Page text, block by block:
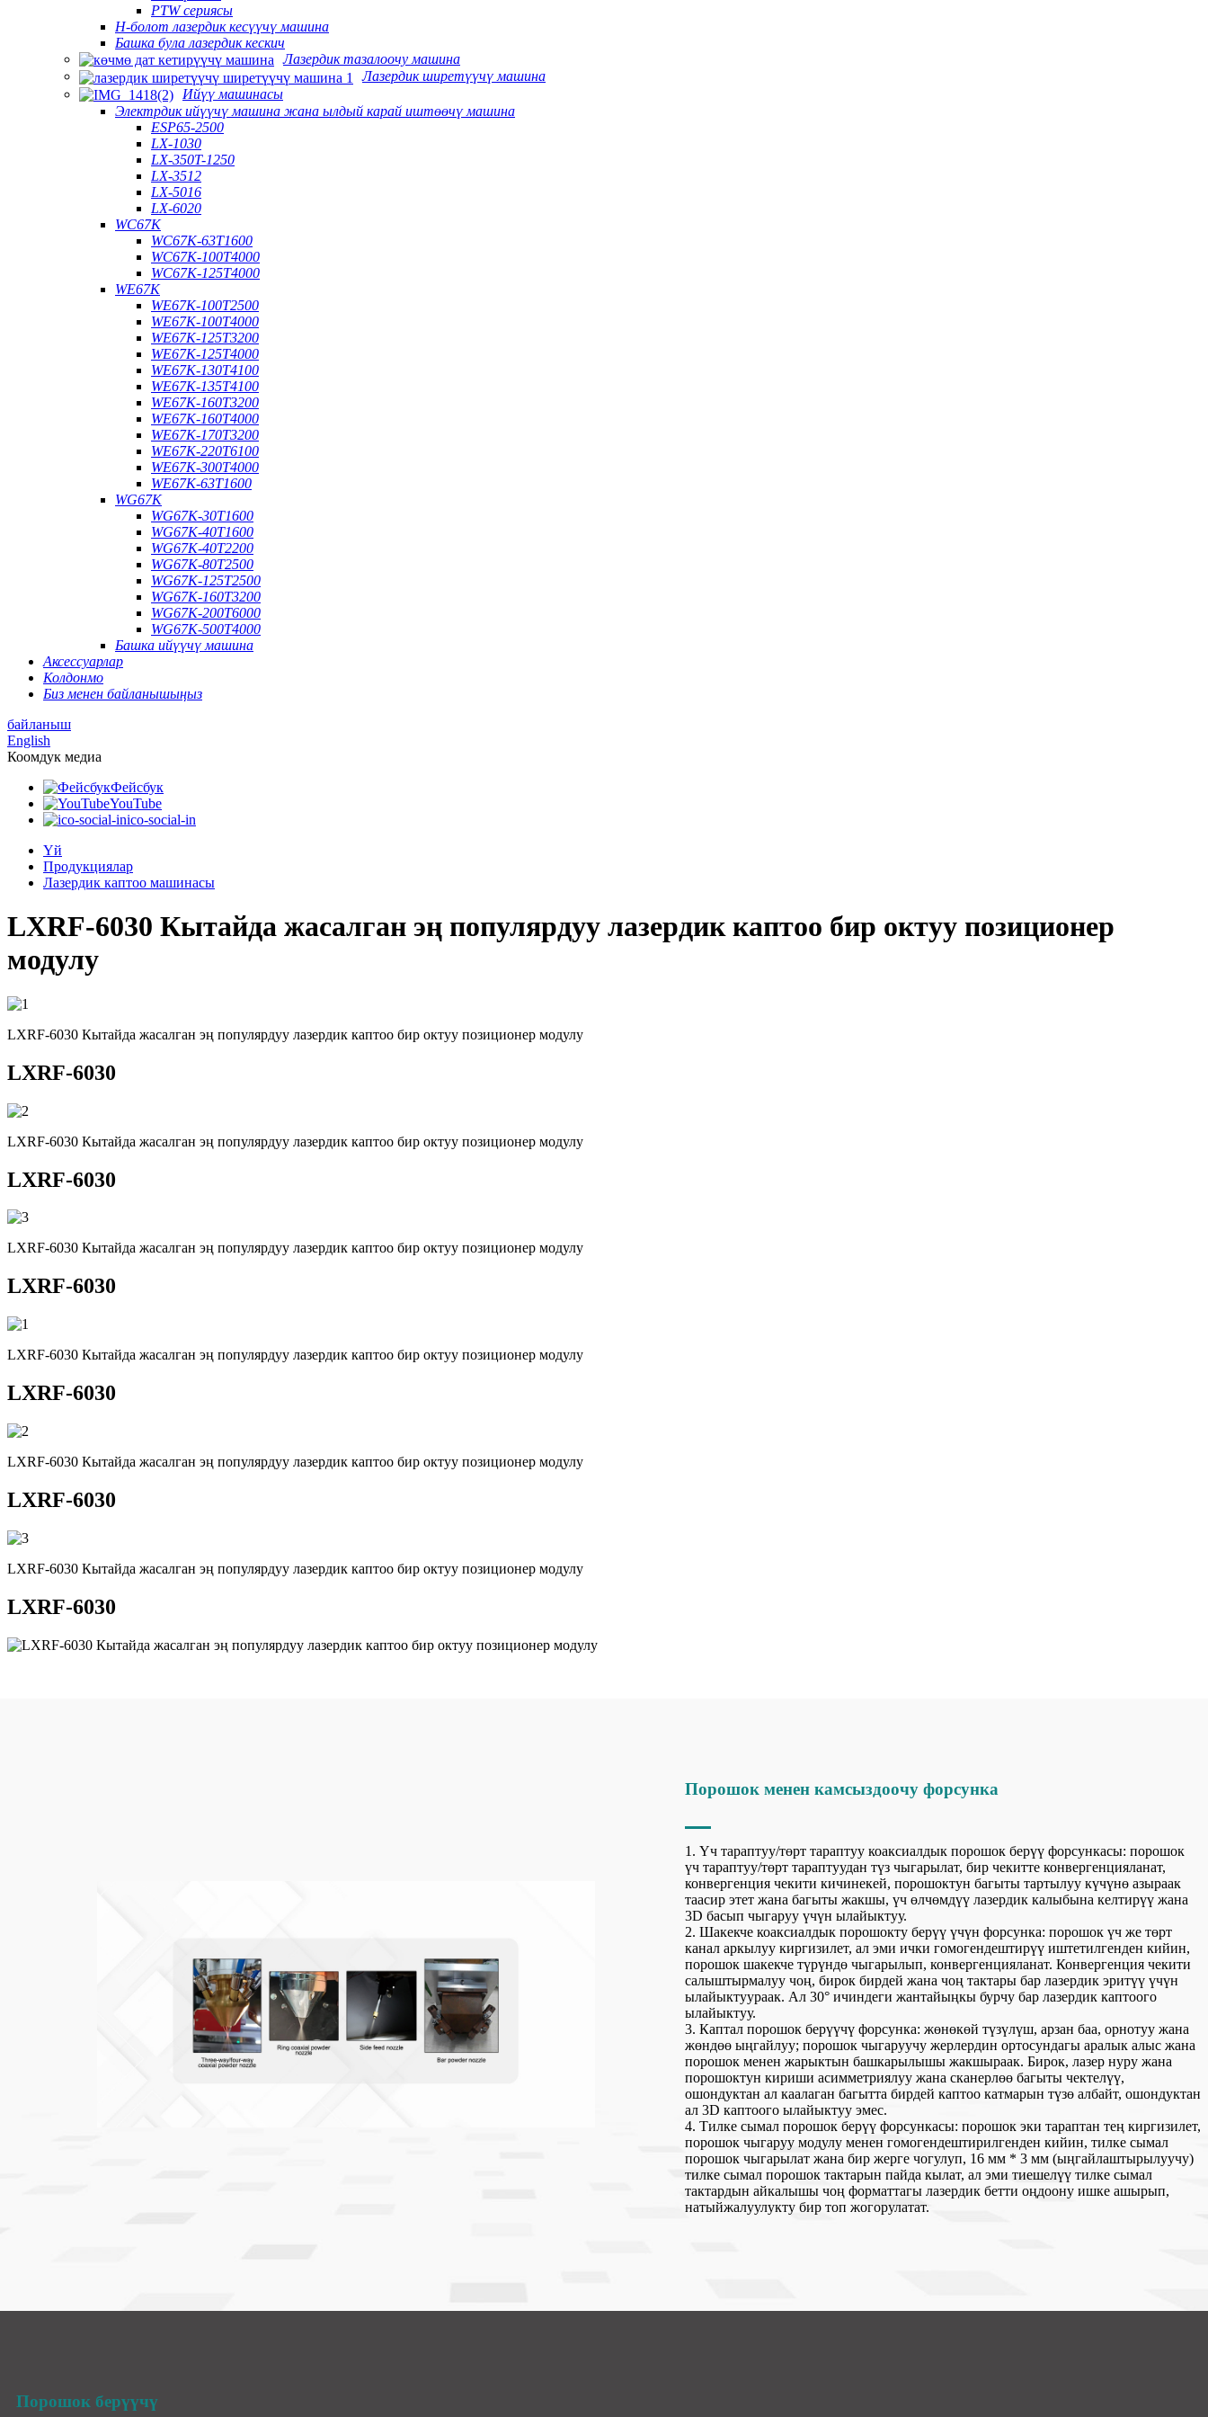
PTW сериясы
H-болот лазердик кесүүчү машина
Башка була лазердик кескич
Лазердик тазалоочу машина
Лазердик ширетүүчү машина
Ийүү машинасы
Электрдик ийүүчү машина жана ылдый карай иштөөчү машина
ESP65-2500
LX-1030
LX-350T-1250
LX-3512
LX-5016
LX-6020
WC67K
WC67K-63T1600
WC67K-100T4000
WC67K-125T4000
WE67K
WE67K-100T2500
WE67K-100T4000
WE67K-125T3200
WE67K-125T4000
WE67K-130T4100
WE67K-135T4100
WE67K-160T3200
WE67K-160T4000
WE67K-170T3200
WE67K-220T6100
WE67K-300T4000
WE67K-63T1600
WG67K
WG67K-30T1600
WG67K-40T1600
WG67K-40T2200
WG67K-80T2500
WG67K-125T2500
WG67K-160T3200
WG67K-200T6000
WG67K-500T4000
Башка ийүүчү машина
Аксессуарлар
Колдонмо
Биз менен байланышыңыз
байланыш
English
Коомдук медиа
Фейсбук
YouTube
ico-social-in
Үй
Продукциялар
Лазердик каптоо машинасы
LXRF-6030 Кытайда жасалган эң популярдуу лазердик каптоо бир октуу позиционер
модулу
LXRF-6030 Кытайда жасалган эң популярдуу лазердик каптоо бир октуу позиционер модулу
LXRF-6030
LXRF-6030 Кытайда жасалган эң популярдуу лазердик каптоо бир октуу позиционер модулу
LXRF-6030
LXRF-6030 Кытайда жасалган эң популярдуу лазердик каптоо бир октуу позиционер модулу
LXRF-6030
LXRF-6030 Кытайда жасалган эң популярдуу лазердик каптоо бир октуу позиционер модулу
LXRF-6030
LXRF-6030 Кытайда жасалган эң популярдуу лазердик каптоо бир октуу позиционер модулу
LXRF-6030
LXRF-6030 Кытайда жасалган эң популярдуу лазердик каптоо бир октуу позиционер модулу
LXRF-6030
Порошок менен камсыздоочу форсунка
1. Үч тараптуу/төрт тараптуу коаксиалдык порошок берүү форсункасы: порошок
үч тараптуу/төрт тараптуудан түз чыгарылат, бир чекитте конвергенцияланат,
конвергенция чекити кичинекей, порошоктун багыты тартылуу күчүнө азыраак
таасир этет жана багыты жакшы, үч өлчөмдүү лазердик калыбына келтирүү жана
3D басып чыгаруу үчүн ылайыктуу.
2. Шакекче коаксиалдык порошокту берүү үчүн форсунка: порошок үч же төрт
канал аркылуу киргизилет, ал эми ички гомогендештирүү иштетилгенден кийин,
порошок шакекче түрүндө чыгарылып, конвергенцияланат. Конвергенция чекити
салыштырмалуу чоң, бирок бирдей жана чоң тактары бар лазердик эритүү үчүн
ылайыктуураак. Ал 30° ичиндеги жантайыңкы бурчу бар лазердик каптоого
ылайыктуу.
3. Каптал порошок берүүчү форсунка: жөнөкөй түзүлүш, арзан баа, орнотуу жана
жөндөө ыңгайлуу; порошок чыгаруучу жерлердин ортосундагы аралык алыс жана
порошок менен жарыктын башкарылышы жакшыраак. Бирок, лазер нуру жана
порошоктун кириши асимметриялуу жана сканерлөө багыты чектелүү,
ошондуктан ал каалаган багытта бирдей каптоо катмарын түзө албайт, ошондуктан
ал 3D каптоого ылайыктуу эмес.
4. Тилке сымал порошок берүү форсункасы: порошок эки тараптан тең киргизилет,
порошок чыгаруу модулу менен гомогендештирилгенден кийин, тилке сымал
порошок чыгарылат жана бир жерге чогулуп, 16 мм * 3 мм (ыңгайлаштырылуучу)
тилке сымал порошок тактарын пайда кылат, ал эми тиешелүү тилке сымал
тактардын айкалышы чоң форматтагы лазердик бетти оңдоону ишке ашырып,
натыйжалуулукту бир топ жогорулатат.
Порошок берүүчү